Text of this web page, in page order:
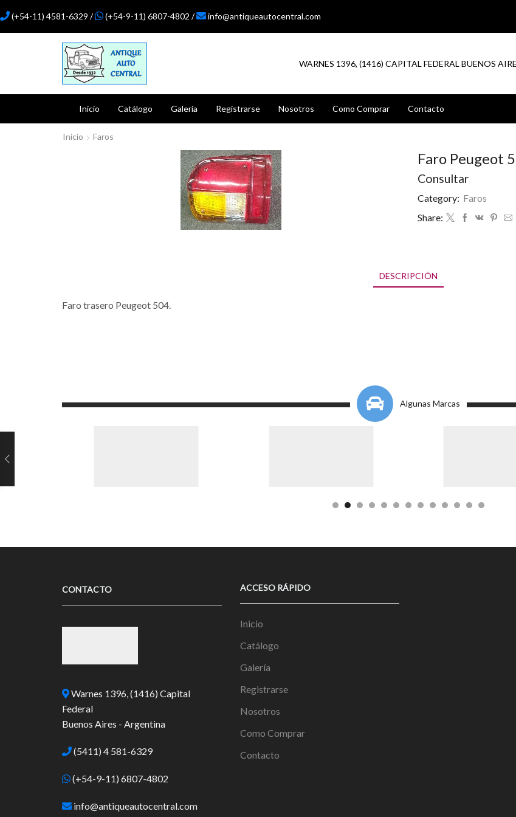
(+54-11) 4581-6329 / (+54-9-11) 6807-4802 / info@antiqueautocentral.com
WARNES 1396, (1416) CAPITAL FEDERAL BUENOS
Inicio Catálogo Galería Registrarse Nosotros Como Comprar Contacto
Inicio
Faros
Faro Peugeot
Consultar
Category: Faros
Share:
DESCRIPCIÓN
Faro trasero Peugeot 504.
Algunas Marcas
CONTACTO
Warnes 1396, (1416) Capital
Federal
Buenos Aires - Argentina
(5411) 4 581-6329
(+54-9-11) 6807-4802
info@antiqueautocentral.com
ACCESO RÁPIDO
Inicio
Catálogo
Galería
Registrarse
Nosotros
Como Comprar
Contacto